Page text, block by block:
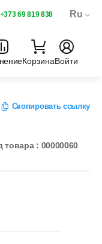
+373 69 819 838 Ru
КорзинаВойти
Скопировать ссылку
товара : 00000060